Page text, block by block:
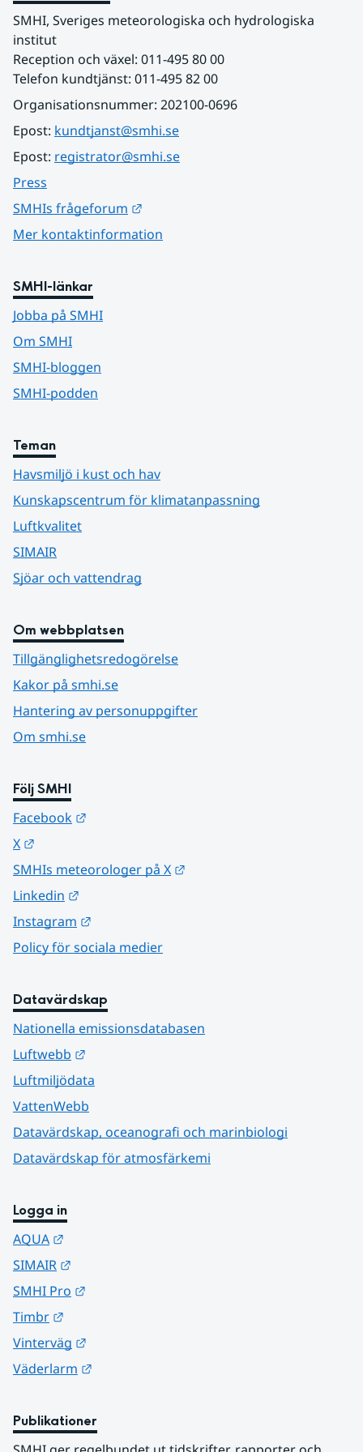
SMHI, Sveriges meteorologiska och hydrologiska
institut
Reception och växel: 011-495 80 00
Telefon kundtjänst: 011-495 82 00
Organisationsnummer: 202100-0696
Epost: kundtjanst@smhi.se
Epost: registrator@smhi.se
Press
SMHIs frågeforum
Mer kontaktinformation
SMHI-länkar
Jobba på SMHI
Om SMHI
SMHI-bloggen
SMHI-podden
Teman
Havsmiljö i kust och hav
Kunskapscentrum för klimatanpassning
Luftkvalitet
SIMAIR
Sjöar och vattendrag
Om webbplatsen
Tillgänglighetsredogörelse
Kakor på smhi.se
Hantering av personuppgifter
Om smhi.se
Följ SMHI
Facebook
X
SMHIs meteorologer på X
Linkedin
Instagram
Policy för sociala medier
Datavärdskap
Nationella emissionsdatabasen
Luftwebb
Luftmiljödata
VattenWebb
Datavärdskap, oceanografi och marinbiologi
Datavärdskap för atmosfärkemi
Logga in
AQUA
SIMAIR
SMHI Pro
Timbr
Vinterväg
Väderlarm
Publikationer